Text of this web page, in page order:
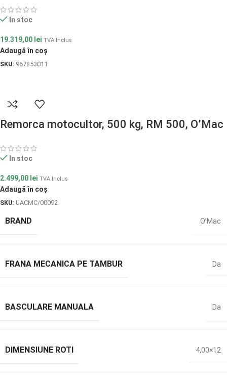
In stoc
19.319,00 lei TVA Inclus
Adaugă în coș
SKU: 967853011
Remorca motocultor, 500 kg, RM 500, O’Mac
In stoc
2.499,00 lei TVA Inclus
Adaugă în coș
SKU: UACMC/00092
BRAND O’Mac
FRANA MECANICA PE TAMBUR Da
BASCULARE MANUALA Da
DIMENSIUNE ROTI 4,00×12